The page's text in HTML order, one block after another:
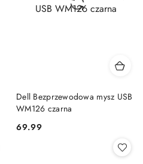
Dell Bezprzewodowa mysz USB
WM126 czarna
Cena:
69.99